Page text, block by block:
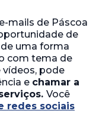
mails de Páscoa
de
uma forma
com tema de
vídeos, pode
e chamar a
Você
redes sociais